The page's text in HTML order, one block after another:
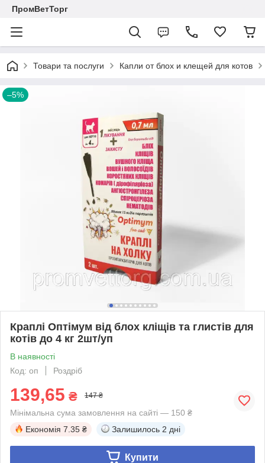
ПромВетТорг
Товари та послуги Капли от блох и клещей для котов
–5%
Краплі Оптімум від блох кліщів та глистів для
котів до 4 кг 2шт/уп
В наявності
Код: оп
Роздріб
139,65 ₴ 147 ₴
Мінімальна сума замовлення на сайті — 150 ₴
Економія 7.35 ₴ Залишилось 2 дні
Купити